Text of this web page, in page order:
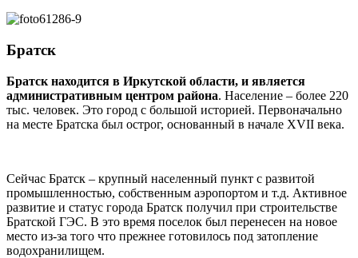
Братск
Братск находится в Иркутской области, и является
административным центром района. Население – более 220
тыс. человек. Это город с большой историей. Первоначально
на месте Братска был острог, основанный в начале XVII века.
Сейчас Братск – крупный населенный пункт с развитой
промышленностью, собственным аэропортом и т.д. Активное
развитие и статус города Братск получил при строительстве
Братской ГЭС. В это время поселок был перенесен на новое
место из-за того что прежнее готовилось под затопление
водохранилищем.